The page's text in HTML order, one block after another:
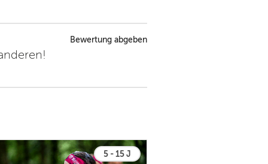
Bewertung abgeben
5 - 15 J